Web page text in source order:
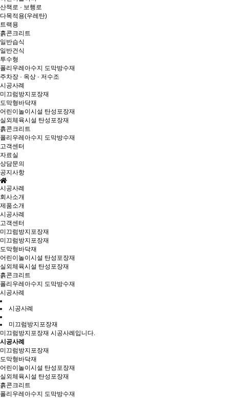
산책로 · 보행로
다목적용(우레탄)
트랙용
흙콘크리트
일반습식
일반건식
투수형
폴리우레아수지 도막방수재
주차장 · 옥상 · 저수조
시공사례
미끄럼방지포장재
도막형바닥재
어린이놀이시설 탄성포장재
실외체육시설 탄성포장재
흙콘크리트
폴리우레아수지 도막방수재
고객센터
자료실
상담문의
공지사항
시공사례
회사소개
제품소개
시공사례
고객센터
미끄럼방지포장재
미끄럼방지포장재
도막형바닥재
어린이놀이시설 탄성포장재
실외체육시설 탄성포장재
흙콘크리트
폴리우레아수지 도막방수재
시공사례
시공사례
미끄럼방지포장재
미끄럼방지포장재 시공사례입니다.
시공사례
미끄럼방지포장재
도막형바닥재
어린이놀이시설 탄성포장재
실외체육시설 탄성포장재
흙콘크리트
폴리우레아수지 도막방수재